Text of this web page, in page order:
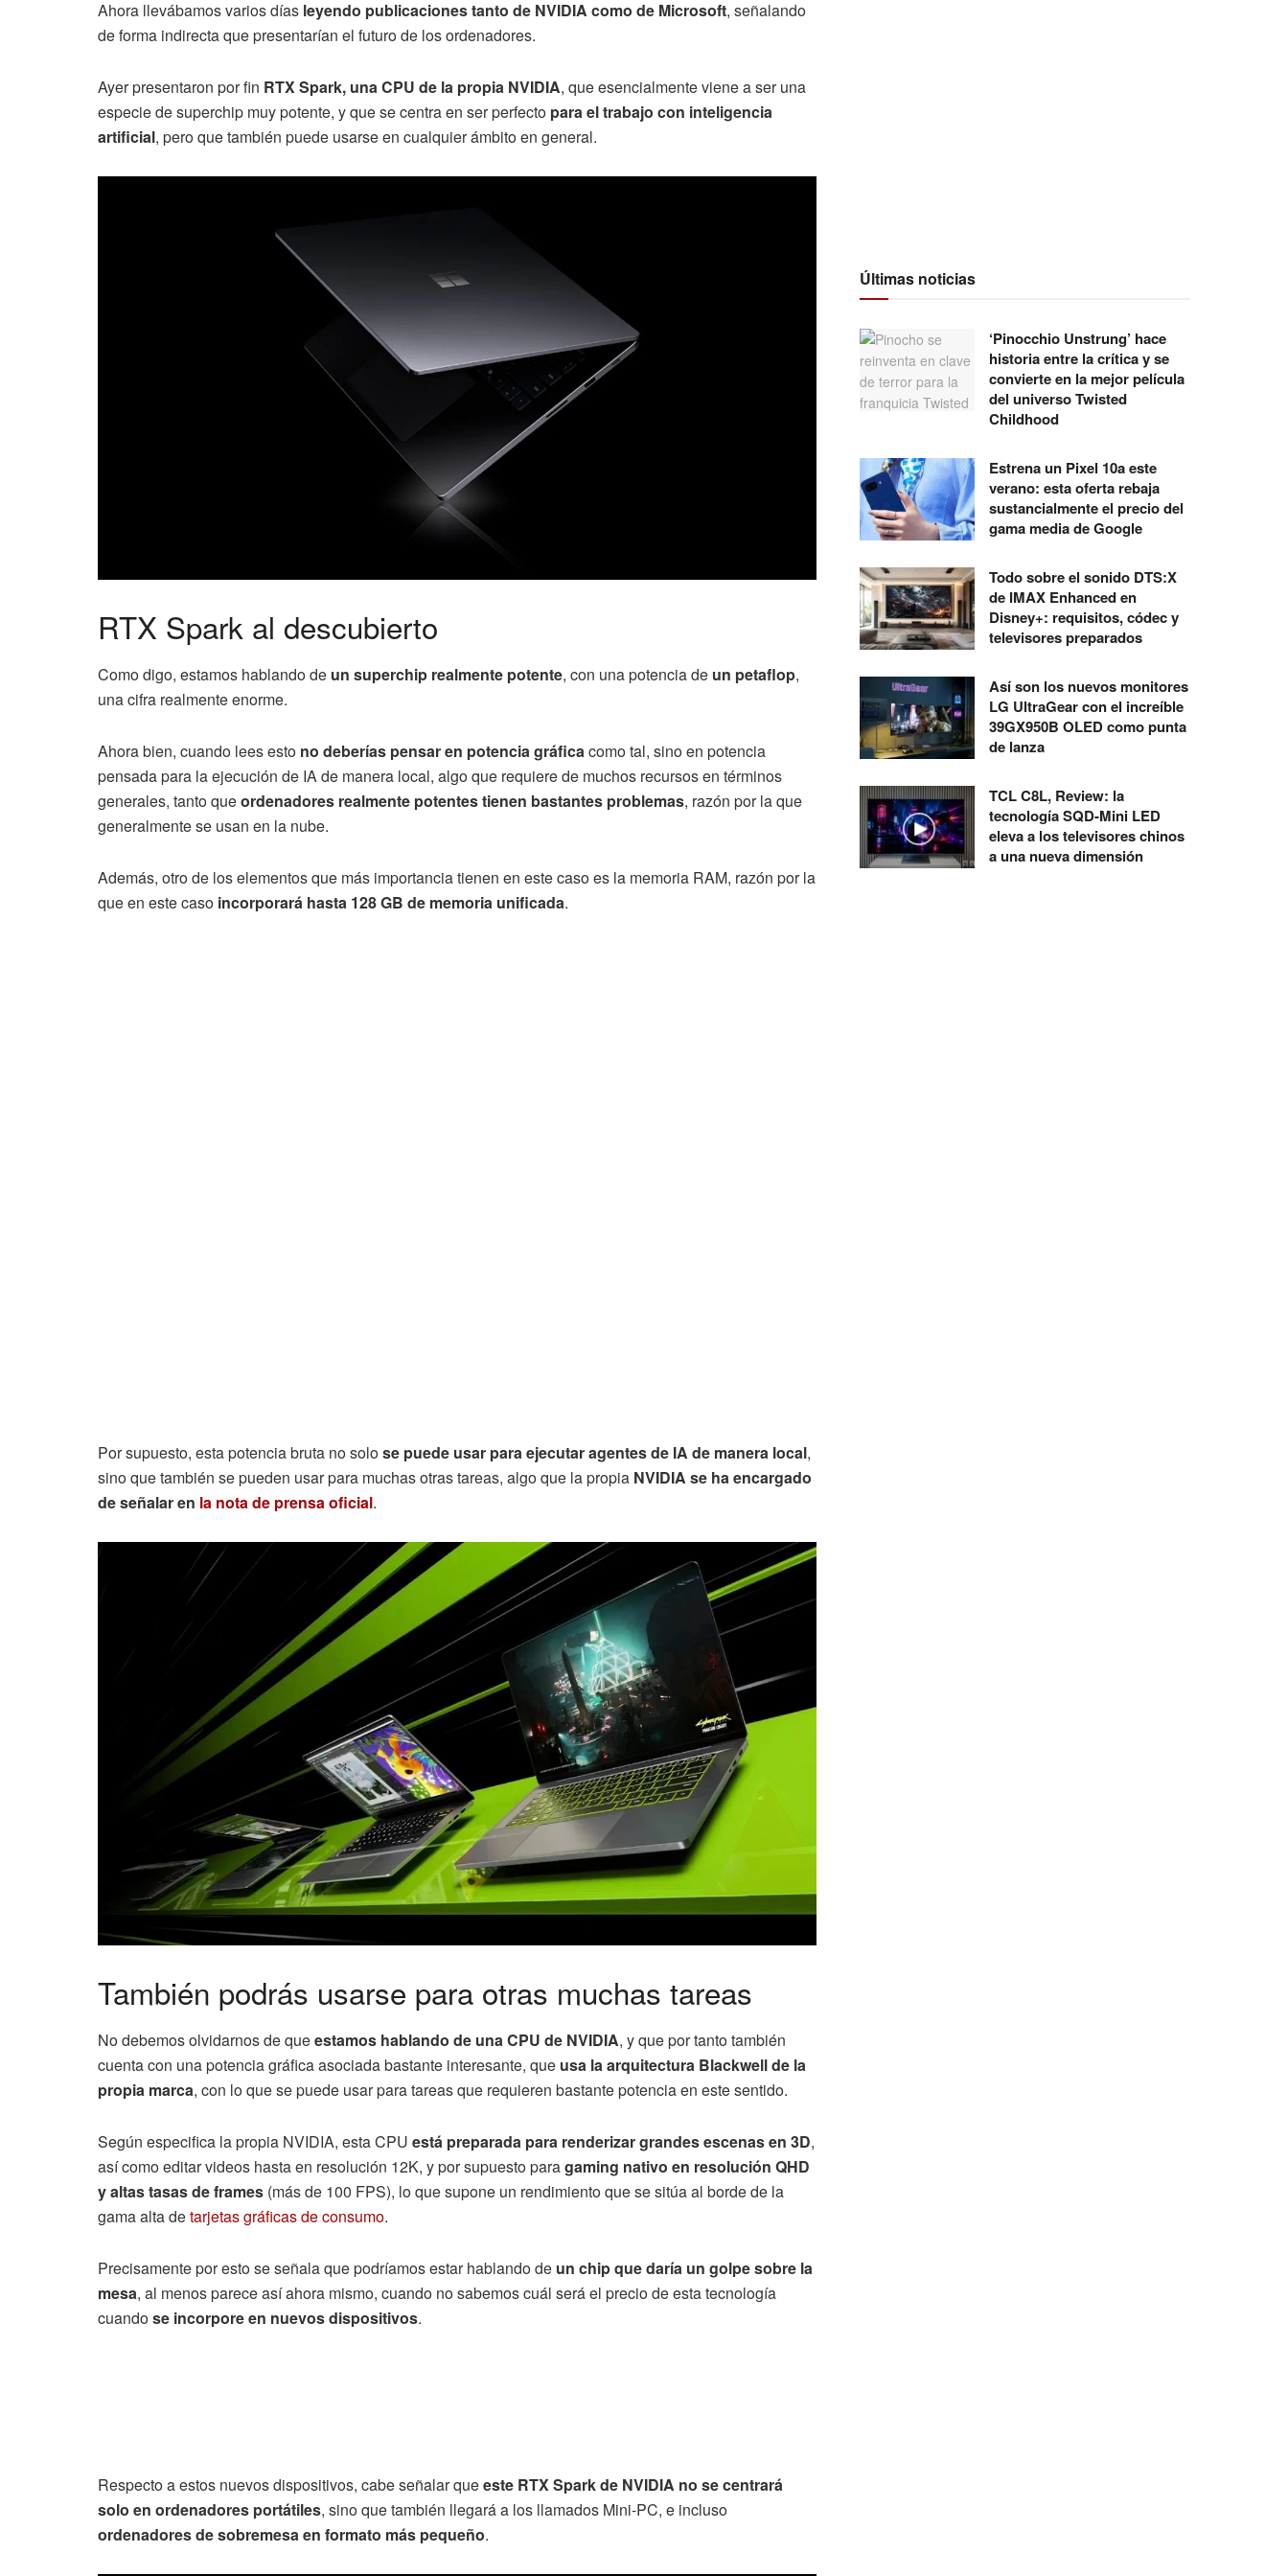
Ahora llevábamos varios días leyendo publicaciones tanto de NVIDIA como de Microsoft, señalando
de forma indirecta que presentarían el futuro de los ordenadores.
Ayer presentaron por fin RTX Spark, una CPU de la propia NVIDIA, que esencialmente viene a ser una
especie de superchip muy potente, y que se centra en ser perfecto para el trabajo con inteligencia
artificial, pero que también puede usarse en cualquier ámbito en general.
RTX Spark al descubierto
Como digo, estamos hablando de un superchip realmente potente, con una potencia de un petaflop,
una cifra realmente enorme.
Ahora bien, cuando lees esto no deberías pensar en potencia gráficacomo tal, sino en potencia
pensada para la ejecución de IA de manera local, algo que requiere de muchos recursos en términos
generales, tanto queordenadores realmente potentes tienen bastantes problemas, razón por la que
generalmente se usan en la nube.
Además, otro de los elementos que más importancia tienen en este caso es la memoria RAM, razón por la
que en este caso incorporará hasta 128 GB de memoria unificada.
Por supuesto, esta potencia bruta no solose puede usar para ejecutar agentes de IA de manera local,
sino que también se pueden usar para muchas otras tareas, algo que la propia NVIDIA se ha encargado
de señalar en la nota de prensa oficial.
También podrás usarse para otras muchas tareas
No debemos olvidarnos de queestamos hablando de una CPU de NVIDIA, y que por tanto también
cuenta con una potencia gráfica asociada bastante interesante, que usa la arquitectura Blackwell de la
propia marca, con lo que se puede usar para tareas que requieren bastante potencia en este sentido.
Según especifica la propia NVIDIA, esta CPU está preparada para renderizar grandes escenas en 3D,
así como editar videos hasta en resolución 12K, y por supuesto paragaming nativo en resolución QHD
y altas tasas de frames (más de 100 FPS), lo que supone un rendimiento que se sitúa al borde de la
gama alta detarjetas gráficas de consumo.
Precisamente por esto se señala que podríamos estar hablando de un chip que daría un golpe sobre la
mesa, al menos parece así ahora mismo, cuando no sabemos cuál será el precio de esta tecnología
cuandose incorpore en nuevos dispositivos.
Respecto a estos nuevos dispositivos, cabe señalar queeste RTX Spark de NVIDIA no se centrará
solo en ordenadores portátiles, sino que también llegará a los llamados Mini-PC, e incluso
ordenadores de sobremesa en formato más pequeño.
Últimas noticias
‘Pinocchio Unstrung’ hace
historia entre la crítica y se
convierte en la mejor película
del universo Twisted
Childhood
Estrena un Pixel 10a este
verano: esta oferta rebaja
sustancialmente el precio del
gama media de Google
Todo sobre el sonido DTS:X
de IMAX Enhanced en
Disney+: requisitos, códec y
televisores preparados
Así son los nuevos monitores
LG UltraGear con el increíble
39GX950B OLED como punta
de lanza
TCL C8L, Review: la
tecnología SQD-Mini LED
eleva a los televisores chinos
a una nueva dimensión